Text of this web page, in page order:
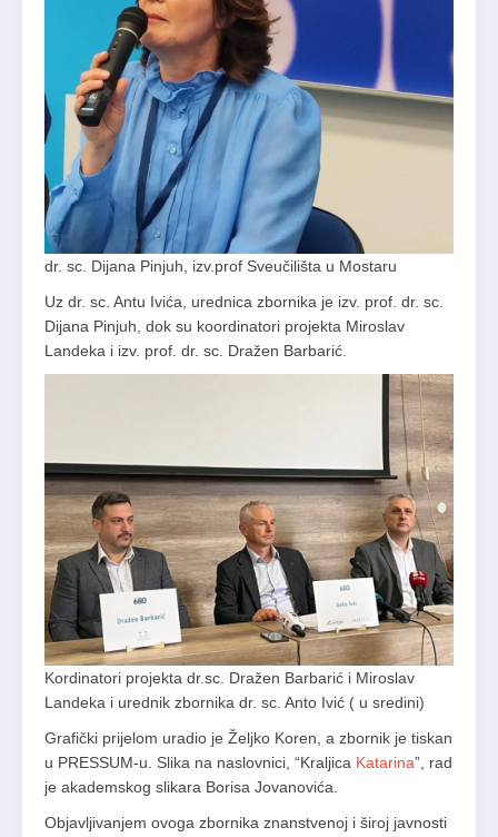
dr. sc. Dijana Pinjuh, izv.prof Sveučilišta u Mostaru
Uz dr. sc. Antu Ivića, urednica zbornika je izv. prof. dr. sc.
Dijana Pinjuh, dok su koordinatori projekta Miroslav
Landeka i izv. prof. dr. sc. Dražen Barbarić.
Kordinatori projekta dr.sc. Dražen Barbarić i Miroslav
Landeka i urednik zbornika dr. sc. Anto Ivić ( u sredini)
Grafički prijelom uradio je Željko Koren, a zbornik je tiskan
u PRESSUM-u. Slika na naslovnici, “Kraljica Katarina”, rad
je akademskog slikara Borisa Jovanovića.
Objavljivanjem ovoga zbornika znanstvenoj i široj javnosti